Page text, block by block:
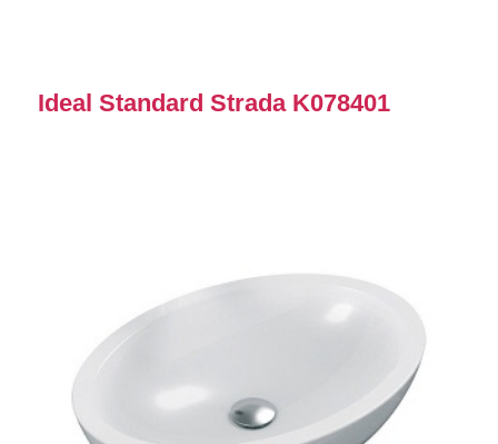
Ideal Standard Strada K078401